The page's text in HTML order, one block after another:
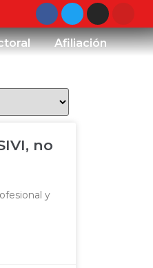
Afiliación
no
y